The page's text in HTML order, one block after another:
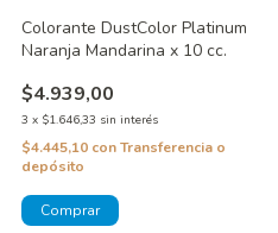
Colorante DustColor Platinum
Naranja Mandarina x 10 cc.
$4.939,00
3 x $1.646,33 sin interés
$4.445,10 conTransferencia o
depósito